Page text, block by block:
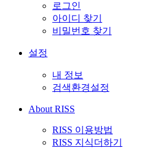
로그인
아이디 찾기
비밀번호 찾기
설정
내 정보
검색환경설정
About RISS
RISS 이용방법
RISS 지식더하기